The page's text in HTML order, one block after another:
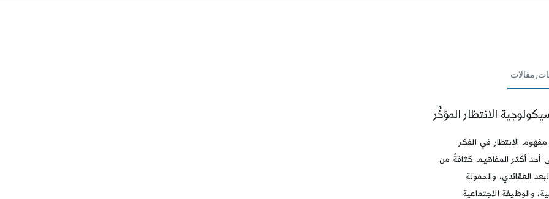
الانتظار المؤخَّر
الانتظار في الفكر
أحد أكثر المفاهيم كثافةً من
العقائدي، والحمولة
والوظيفة الاجتماعية